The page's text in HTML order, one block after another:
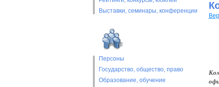
Выставки, cеминары, конференции
Персоны
Государство, общество, право
Образование, обучение